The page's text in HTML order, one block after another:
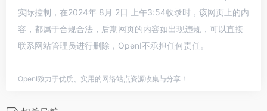
实际控制，在2024年 8月 2日 上午3:54收录时，该网页上的内
容，都属于合规合法，后期网页的内容如出现违规，可以直接
联系网站管理员进行删除，OpenI不承担任何责任。
OpenI致力于优质、实用的网络站点资源收集与分享！